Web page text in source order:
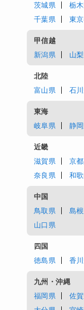
茨城県
栃
千葉県
東
甲信越
新潟県
山
北陸
富山県
石
東海
岐阜県
静
近畿
滋賀県
京
奈良県
和
中国
鳥取県
島
山口県
四国
徳島県
香
九州・沖縄
福岡県
佐